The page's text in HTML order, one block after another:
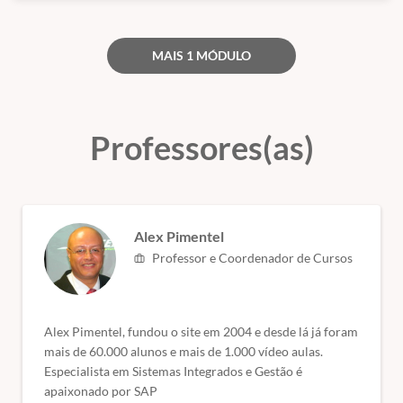
(Fontes: Secretaria de Educação de São Paulo e ABED)
MAIS 1 MÓDULO
Professores(as)
Alex Pimentel
Professor e Coordenador de Cursos
Alex Pimentel, fundou o site em 2004 e desde lá já foram
mais de 60.000 alunos e mais de 1.000 vídeo aulas.
Especialista em Sistemas Integrados e Gestão é
apaixonado por SAP